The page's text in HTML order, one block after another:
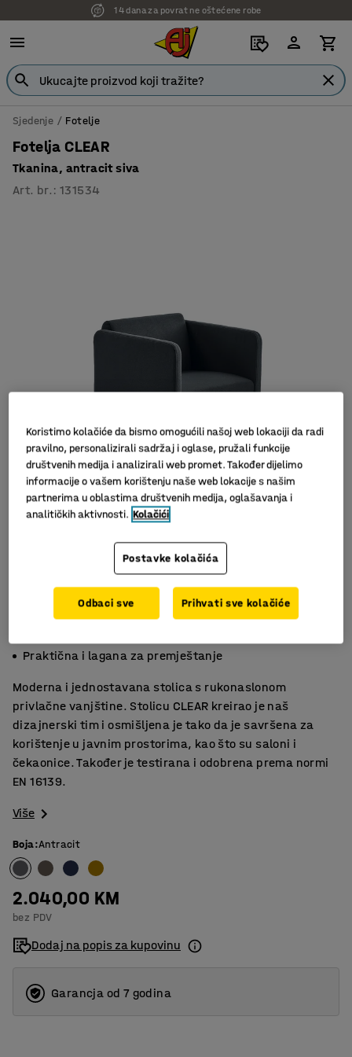
7 godina garancije
Sjedenje Fotelje
Fotelja CLEAR
Tkanina, antracit siva
Art. br. :131534
Izuzetno udobna
Praktična i lagana za premještanje
Moderna i jednostavana stolica s rukonaslonom
privlačne vanjštine. Stolicu CLEAR kreirao je naš
dizajnerski tim i osmišljena je tako da je savršena za
korištenje u javnim prostorima, kao što su saloni i
čekaonice. Također je testirana i odobrena prema normi
EN 16139.
Više
Boja:Antracit
2.040,00 KM
bez PDV
Dodaj na popis za kupovinu
Garancja od 7 godina
Koristimo kolačiće da bismo omogućili našoj web lokaciji da radi
pravilno, personalizirali sadržaj i oglase, pružali funkcije
društvenih medija i analizirali web promet. Također dijelimo
informacije o vašem korištenju naše web lokacije s našim
partnerima u oblastima društvenih medija, oglašavanja i
analitičkih aktivnosti. Kolačići
Postavke kolačića
Odbaci sve Prihvati sve kolačiće